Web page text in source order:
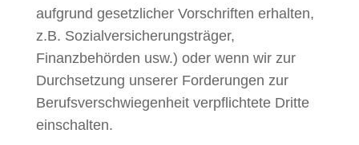
aufgrund gesetzlicher Vorschriften erhalten,
z.B. Sozialversicherungsträger,
Finanzbehörden usw.) oder wenn wir zur
Durchsetzung unserer Forderungen zur
Berufsverschwiegenheit verpflichtete Dritte
einschalten.